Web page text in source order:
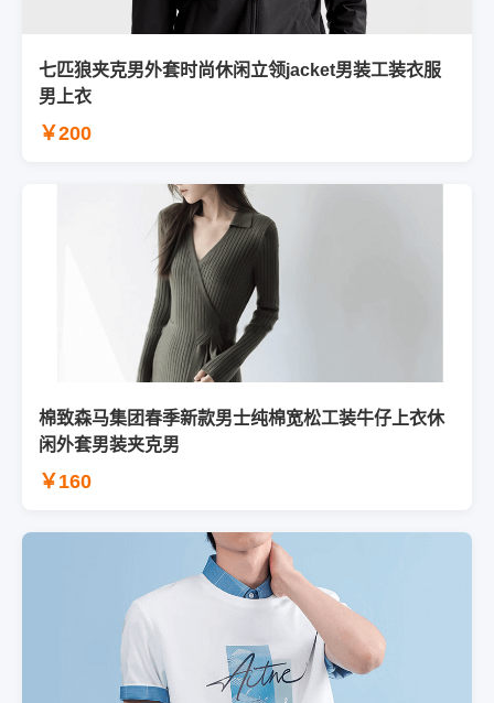
七匹狼夹克男外套时尚休闲立领jacket男装工装衣服
男上衣
￥200
棉致森马集团春季新款男士纯棉宽松工装牛仔上衣休
闲外套男装夹克男
￥160